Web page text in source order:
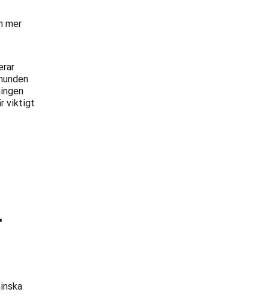
mer
viktigt